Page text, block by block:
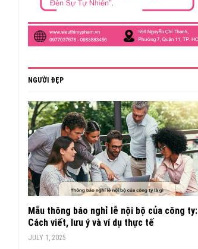
NGƯỜI ĐẸP
Mẫu thông báo nghỉ lễ nội bộ của công ty:
Cách viết, lưu ý và ví dụ thực tế
JULY 1, 2025